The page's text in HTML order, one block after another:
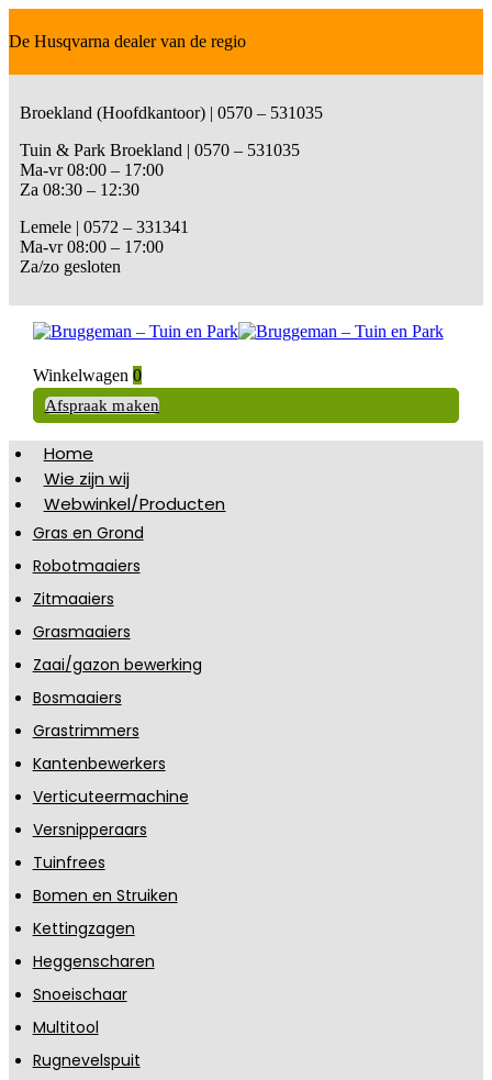
De Husqvarna dealer van de regio
Broekland (Hoofdkantoor) | 0570 – 531035
Tuin & Park Broekland | 0570 – 531035
Ma-vr 08:00 – 17:00
Za 08:30 – 12:30
Lemele | 0572 – 331341
Ma-vr 08:00 – 17:00
Za/zo gesloten
Winkelwagen 0
Afspraak maken
Home
Wie zijn wij
Webwinkel/Producten
Gras en Grond
Robotmaaiers
Zitmaaiers
Grasmaaiers
Zaai/gazon bewerking
Bosmaaiers
Grastrimmers
Kantenbewerkers
Verticuteermachine
Versnipperaars
Tuinfrees
Bomen en Struiken
Kettingzagen
Heggenscharen
Snoeischaar
Multitool
Rugnevelspuit